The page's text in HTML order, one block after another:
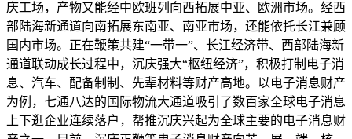
庆工场，产物又能经中欧班列向西拓展中亚、欧洲市场。经西
部陆海新通道向南拓展东南亚、南亚市场，还能依托长江兼顾
国内市场。正在鞭策共建“一带一”、长江经济带、西部陆海新
通道联动成长过程中，沉庆强大“枢纽经济”，积极打制电子消
息、汽车、配备制制、先辈材料等财产高地。以电子消息财产
为例，七通八达的国际物流大通道吸引了数百家全球电子消息
上下逛企业连续落户，帮推沉庆兴起为全球主要的电子消息财